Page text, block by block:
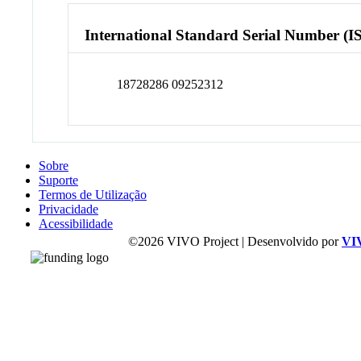
International Standard Serial Number
18728286 09252312
Sobre
Suporte
Termos de Utilização
Privacidade
Acessibilidade
©2026 VIVO Project | Desenvolvido por